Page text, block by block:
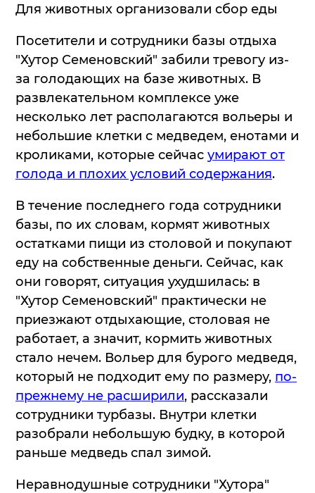
Для животных организовали сбор еды
Посетители и сотрудники базы отдыха
"Хутор Семеновский" забили тревогу из-
за голодающих на базе животных. В
развлекательном комплексе уже
несколько лет располагаются вольеры и
небольшие клетки с медведем, енотами и
кроликами, которые сейчас умирают от
голода и плохих условий содержания.
В течение последнего года сотрудники
базы, по их словам, кормят животных
остатками пищи из столовой и покупают
еду на собственные деньги. Сейчас, как
они говорят, ситуация ухудшилась: в
"Хутор Семеновский" практически не
приезжают отдыхающие, столовая не
работает, а значит, кормить животных
стало нечем. Вольер для бурого медведя,
который не подходит ему по размеру, по-
прежнему не расширили, рассказали
сотрудники турбазы. Внутри клетки
разобрали небольшую будку, в которой
раньше медведь спал зимой.
Неравнодушные сотрудники "Хутора"